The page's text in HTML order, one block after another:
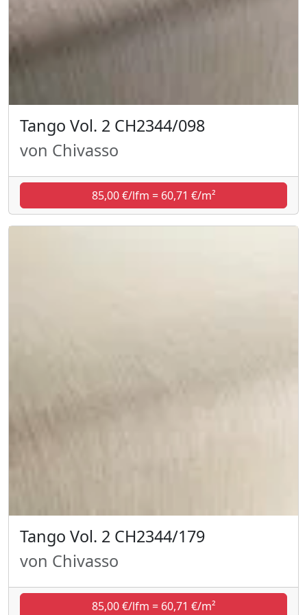
Tango Vol. 2 CH2344/098
von Chivasso
85,00 €/lfm = 60,71 €/m²
Tango Vol. 2 CH2344/179
von Chivasso
85,00 €/lfm = 60,71 €/m²